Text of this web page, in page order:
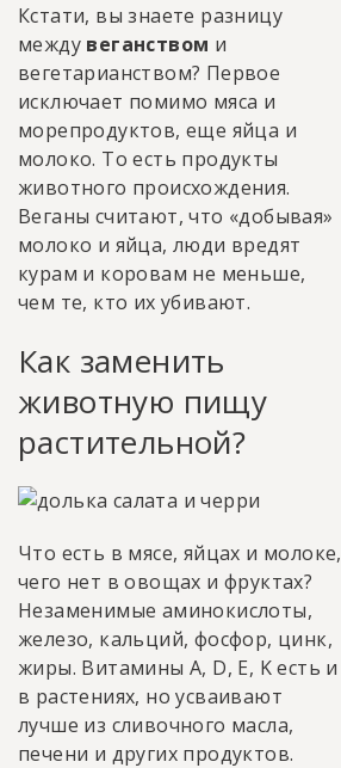
Кстати, вы знаете разницу
между веганством и
вегетарианством? Первое
исключает помимо мяса и
морепродуктов, еще яйца и
молоко. То есть продукты
животного происхождения.
Веганы считают, что «добывая»
молоко и яйца, люди вредят
курам и коровам не меньше,
чем те, кто их убивают.
Как заменить
животную пищу
растительной?
Что есть в мясе, яйцах и молоке,
чего нет в овощах и фруктах?
Незаменимые аминокислоты,
железо, кальций, фосфор, цинк,
жиры. Витамины А, D, E, K есть и
в растениях, но усваивают
лучше из сливочного масла,
печени и других продуктов.